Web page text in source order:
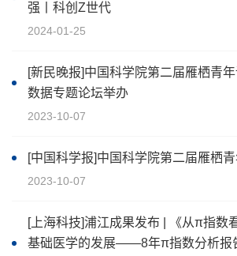
强丨科创Z世代
2024-01-25
[新民晚报]中国科学院第二届雁栖青
数据专题论坛举办
2023-10-07
[中国科学报]中国科学院第二届雁栖
2023-10-07
[上海科技]浦江成果发布 | 《从π指数
基础医学的发展——8年π指数分析报